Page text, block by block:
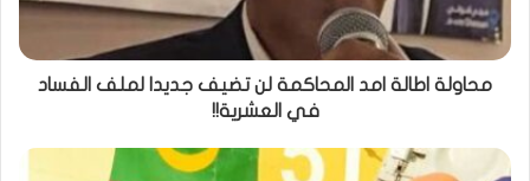
محاولة اطالة امد المحاكمة لن تضيف جديدا لملف الفساد
في العشرية!!